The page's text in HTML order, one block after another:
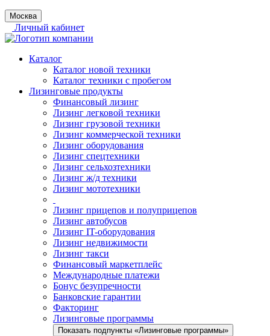
Москва
Личный кабинет
Каталог
Каталог новой техники
Каталог техники с пробегом
Лизинговые продукты
Финансовый лизинг
Лизинг легковой техники
Лизинг грузовой техники
Лизинг коммерческой техники
Лизинг оборудования
Лизинг спецтехники
Лизинг сельхозтехники
Лизинг ж/д техники
Лизинг мототехники
Лизинг прицепов и полуприцепов
Лизинг автобусов
Лизинг IT-оборудования
Лизинг недвижимости
Лизинг такси
Финансовый маркетплейс
Международные платежи
Бонус безупречности
Банковские гарантии
Факторинг
Лизинговые программы
Показать подпункты «Лизинговые программы»